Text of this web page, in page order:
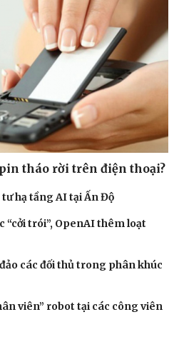
tháo rời trên điện thoại?
hạ tầng AI tại Ấn Độ
“cởi trói”, OpenAI thêm loạt
các đối thủ trong phân khúc
viên” robot tại các công viên